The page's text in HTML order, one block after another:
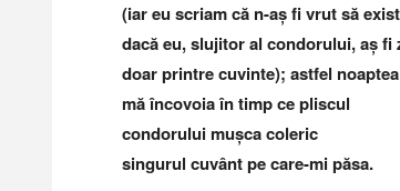
(iar eu scriam că n-aș fi vrut să exist
dacă eu, slujitor al condorului, aș fi
doar printre cuvinte); astfel noaptea
mă încovoia în timp ce pliscul
condorului mușca coleric
singurul cuvânt pe care-mi păsa.